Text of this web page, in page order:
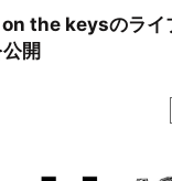
the keysのライ
開